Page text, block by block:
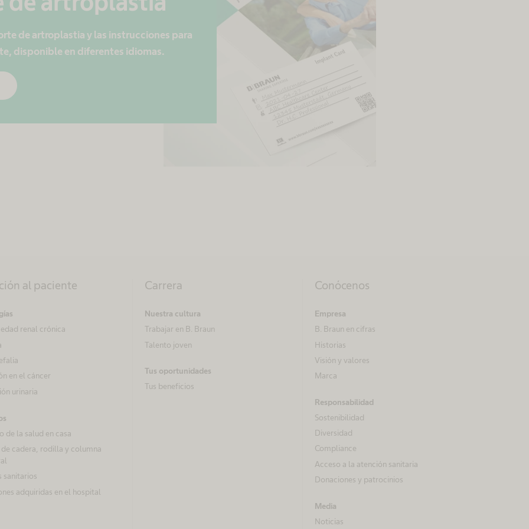
de artroplastia y las instrucciones para
disponible en diferentes idiomas.
al paciente
renal crónica
en el cáncer
urinaria
de la salud en casa
cadera, rodilla y columna
sanitarios
adquiridas en el hospital
Carrera
Nuestra cultura
Trabajar en B. Braun
Talento joven
Tus oportunidades
Tus beneficios
Conócenos
Empresa
B. Braun en cifras
Historias
Visión y valores
Marca
Responsabilidad
Sostenibilidad
Diversidad
Compliance
Acceso a la atención sanitaria
Donaciones y patrocinios
Media
Noticias